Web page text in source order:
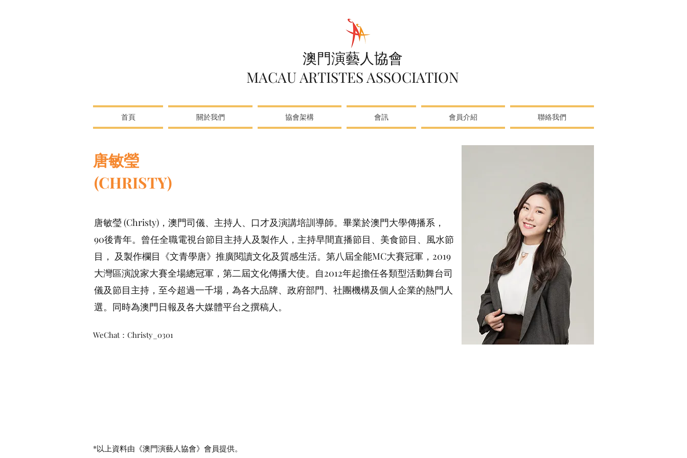
澳門演藝人協會
MACAU ARTISTES ASSOCIATION
首頁 關於我們 協會架構 會訊 會員介紹 聯絡我們
唐敏瑩
唐敏瑩 (Christy)，澳門司儀、主持人、口才及演講培訓導師。畢業於澳門大學傳播系，
90後青年。曾任全職電視台節目主持人及製作人，主持早間直播節目、美食節目、風水節
目， 及製作欄目《文⻘學唐》推廣閱讀文化及質感生活。第八屆全能MC大賽冠軍，2019
大灣區演說家大賽全場總冠軍，第二屆文化傳播大使。自2012年起擔任各類型活動舞台司
儀及節目主持，至今超過一千場，為各大品牌、政府部門、社團機構及個人企業的熱門人
選。同時為澳門日報及各大媒體平台之撰稿人。
(CHRISTY)
WeChat：Christy_0301
*​以上資料由《澳門演藝人協會》會員提供。